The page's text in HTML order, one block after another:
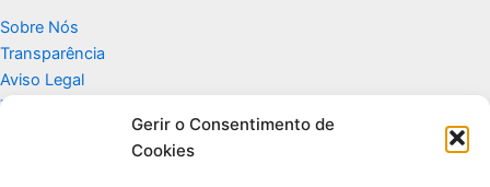
Gerir o Consentimento de
Cookies
Sobre Nós
Transparência
Aviso Legal
Termos de Uso
Politicas de Privacidade e Cookies